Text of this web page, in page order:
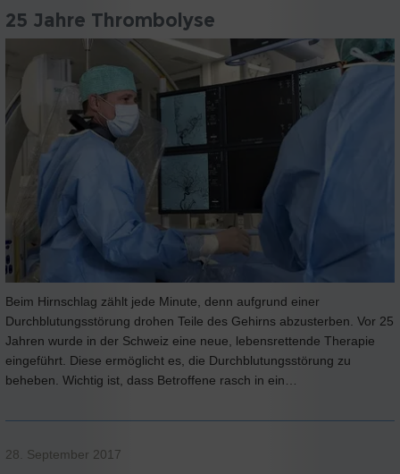
25 Jahre Thrombolyse
Beim Hirnschlag zählt jede Minute, denn aufgrund einer
Durchblutungsstörung drohen Teile des Gehirns abzusterben. Vor 25
Jahren wurde in der Schweiz eine neue, lebensrettende Therapie
eingeführt. Diese ermöglicht es, die Durchblutungsstörung zu
beheben. Wichtig ist, dass Betroffene rasch in ein…
28. September 2017